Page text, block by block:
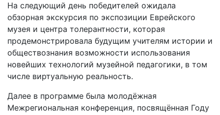
На следующий день победителей ожидала
обзорная экскурсия по экспозиции Еврейского
музея и центра толерантности, которая
продемонстрировала будущим учителям истории и
обществознания возможности использования
новейших технологий музейной педагогики, в том
числе виртуальную реальность.
Далее в программе была молодёжная
Межрегиональная конференция, посвящённая Году